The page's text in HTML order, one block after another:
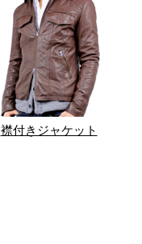
襟付きジャケット